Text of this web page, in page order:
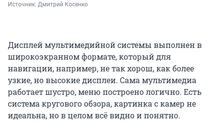
Источник: Дмитрий Косенко
Дисплей мультимедийной системы выполнен в
широкоэкранном формате, который для
навигации, например, не так хорош, как более
узкие, но высокие дисплеи. Сама мультимедиа
работает шустро, меню построено логично. Есть
система кругового обзора, картинка с камер не
идеальна, но в целом всё видно и понятно.